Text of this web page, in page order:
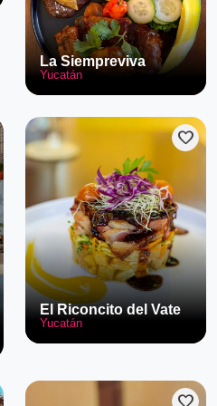
La Siempreviva
Yucatán
favorite
El Riconcito del Vate
Yucatán